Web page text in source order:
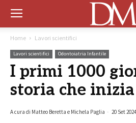
Home Lavori scientifici
Lavori scientifici Odontoiatria Infantile
I primi 1000
storia che
A cura di Matteo Beretta e Michela Paglia - 20 Set 2024